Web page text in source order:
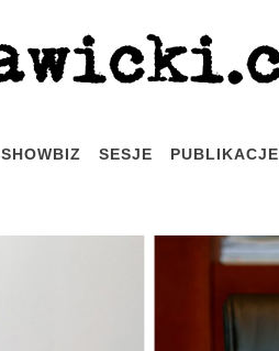
SHOWBIZ SESJE PUBLIKACJE